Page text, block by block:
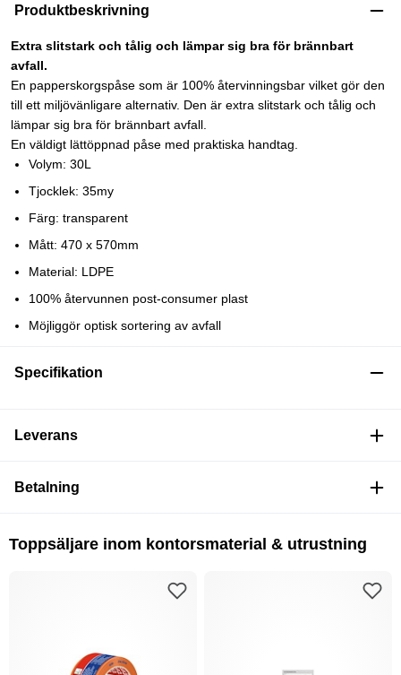
Produktbeskrivning
Extra slitstark och tålig och lämpar sig bra för brännbart
avfall.
En papperskorgspåse som är 100% återvinningsbar vilket gör den
till ett miljövänligare alternativ. Den är extra slitstark och tålig och
lämpar sig bra för brännbart avfall.
En väldigt lättöppnad påse med praktiska handtag.
Volym: 30L
Tjocklek: 35my
Färg: transparent
Mått: 470 x 570mm
Material: LDPE
100% återvunnen post-consumer plast
Möjliggör optisk sortering av avfall
Specifikation
Leverans
Betalning
Toppsäljare inom kontorsmaterial & utrustning